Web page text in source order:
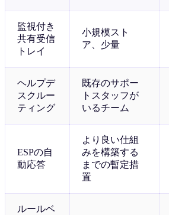
監視付き
共有受信
トレイ
小規模スト
ア、少量
ヘルプデ
スクルー
ティング
既存のサポー
トスタッフが
いるチーム
ESPの自
動応答
より良い仕組
みを構築する
までの暫定措
置
ルールベ